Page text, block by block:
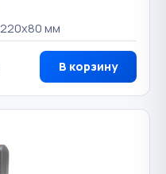
мм
В корзину